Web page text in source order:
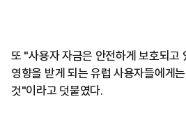
또 "사용자 자금은 안전하게 보호되고
영향을 받게 되는 유럽 사용자들에게
것"이라고 덧붙였다.